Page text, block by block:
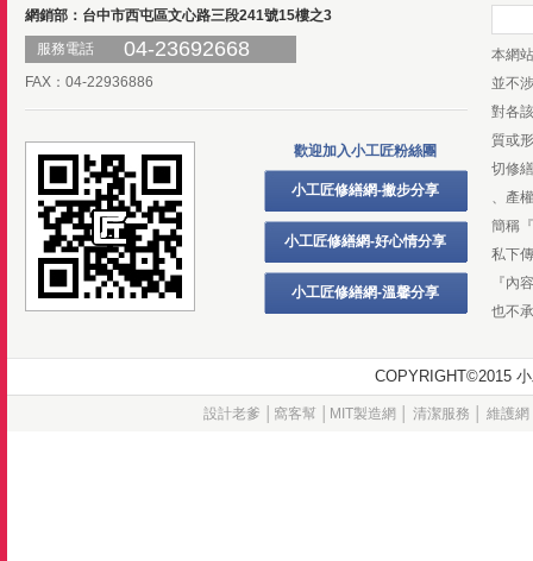
網銷部：台中市西屯區文心路三段241號15樓之3
服務電話
04-23692668
FAX：04-22936886
歡迎加入小工匠粉絲團
小工匠修繕網-撇步分享
小工匠修繕網-好心情分享
小工匠修繕網-溫馨分享
本網
並不
對各
質或
切修
、產
簡稱
私下
『內
也不
設計老爹 窩客幫│ MIT製造網 清潔服務 維護網